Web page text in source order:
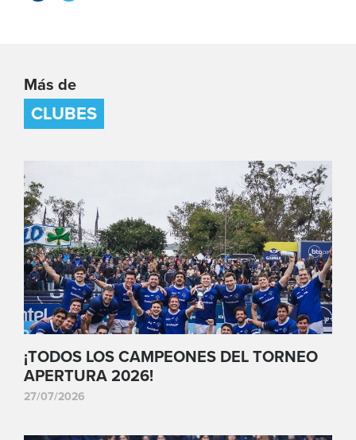
Más de
CLUBES
¡TODOS LOS CAMPEONES DEL TORNEO
APERTURA 2026!
27/07/2026